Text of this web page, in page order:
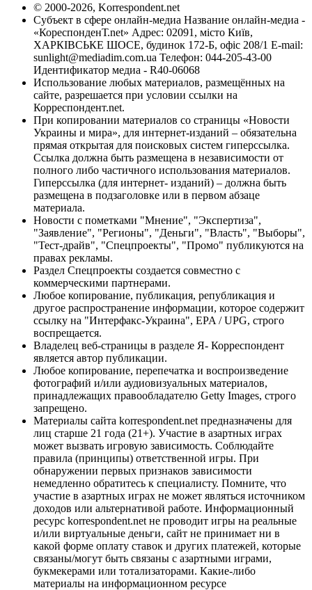
© 2000-2026, Korrespondent.net
Субъект в сфере онлайн-медиа Название онлайн-медиа -
«КореспонденТ.net» Адрес: 02091, місто Київ,
ХАРКІВСЬКЕ ШОСЕ, будинок 172-Б, офіс 208/1 E-mail:
sunlight@mediadim.com.ua Телефон: 044-205-43-00
Идентификатор медиа - R40-06068
Использование любых материалов, размещённых на
сайте, разрешается при условии ссылки на
Корреспондент.net.
При копировании материалов со страницы «Новости
Украины и мира», для интернет-изданий – обязательна
прямая открытая для поисковых систем гиперссылка.
Ссылка должна быть размещена в независимости от
полного либо частичного использования материалов.
Гиперссылка (для интернет- изданий) – должна быть
размещена в подзаголовке или в первом абзаце
материала.
Новости с пометками "Мнение", "Экспертиза",
"Заявление", "Регионы", "Деньги", "Власть", "Выборы",
"Тест-драйв", "Спецпроекты", "Промо" публикуются на
правах рекламы.
Раздел Спецпроекты создается совместно с
коммерческими партнерами.
Любое копирование, публикация, републикация и
другое распространение информации, которое содержит
ссылку на "Интерфакс-Украина", EPA / UPG, строго
воспрещается.
Владелец веб-страницы в разделе Я- Корреспондент
является автор публикации.
Любое копирование, перепечатка и воспроизведение
фотографий и/или аудиовизуальных материалов,
принадлежащих правообладателю Getty Images, строго
запрещено.
Материалы сайта korrespondent.net предназначены для
лиц старше 21 года (21+). Участие в азартных играх
может вызвать игровую зависимость. Соблюдайте
правила (принципы) ответственной игры. При
обнаружении первых признаков зависимости
немедленно обратитесь к специалисту. Помните, что
участие в азартных играх не может являться источником
доходов или альтернативой работе. Информационный
ресурс korrespondent.net не проводит игры на реальные
и/или виртуальные деньги, сайт не принимает ни в
какой форме оплату ставок и других платежей, которые
связаны/могут быть связаны с азартными играми,
букмекерами или тотализаторами. Какие-либо
материалы на информационном ресурсе